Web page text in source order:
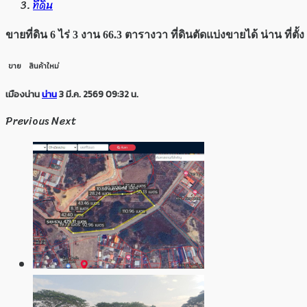
ที่ดิน
ขายที่ดิน 6 ไร่ 3 งาน 66.3 ตารางวา ที่ดินตัดแบ่งขายได้ น่าน ที่ตั้ง
ขาย สินค้าใหม่
เมืองน่านน่าน3 มี.ค. 2569 09:32 น.
PreviousNext